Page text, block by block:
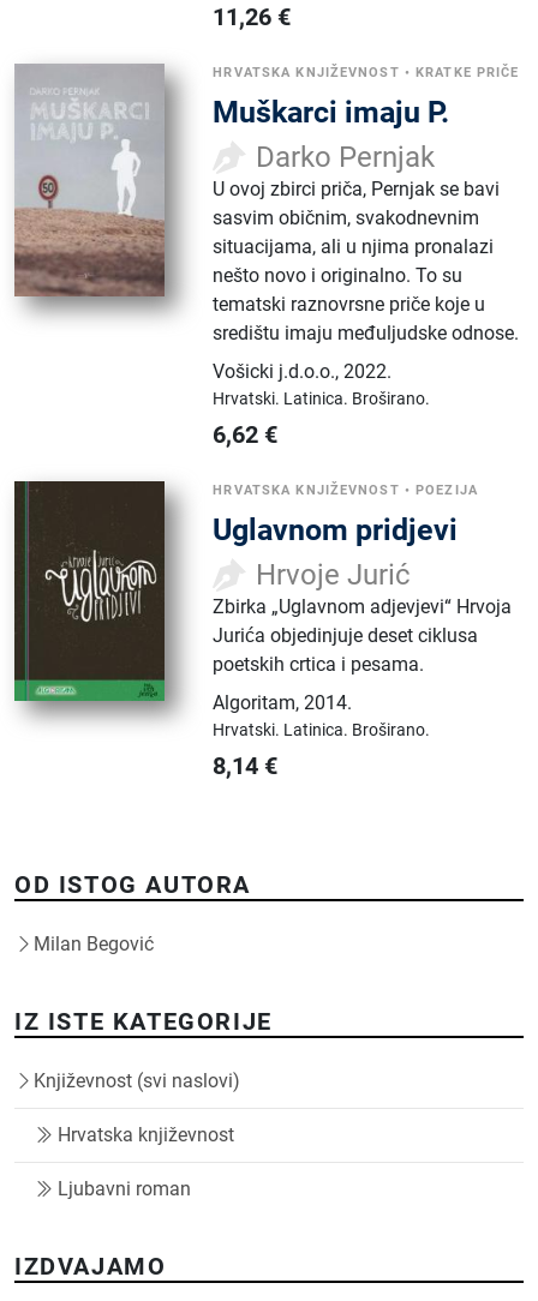
11,26 €
HRVATSKA KNJIŽEVNOST •KRATKE PRIČE
Muškarci imaju P.
Darko Pernjak
U ovoj zbirci priča, Pernjak se bavi
sasvim običnim, svakodnevnim
situacijama, ali u njima pronalazi
nešto novo i originalno. To su
tematski raznovrsne priče koje u
središtu imaju međuljudske odnose.
Vošicki j.d.o.o.,2022.
Hrvatski. Latinica. Broširano.
6,62 €
HRVATSKA KNJIŽEVNOST •POEZIJA
Uglavnom pridjevi
Hrvoje Jurić
Zbirka „Uglavnom adjevjevi“ Hrvoja
Jurića objedinjuje deset ciklusa
poetskih crtica i pesama.
Algoritam,2014.
Hrvatski. Latinica. Broširano.
8,14 €
OD ISTOG AUTORA
Milan Begović
IZ ISTE KATEGORIJE
Književnost (svi naslovi)
Hrvatska književnost
Ljubavni roman
IZDVAJAMO